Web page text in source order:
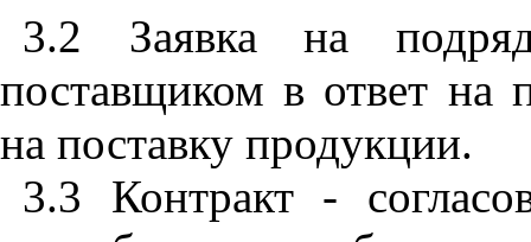
3.2 Заявка на
поставщиком в ответ на
на поставку продукции.
3.3 Контракт -